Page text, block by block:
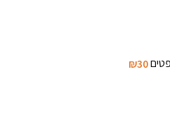
₪30